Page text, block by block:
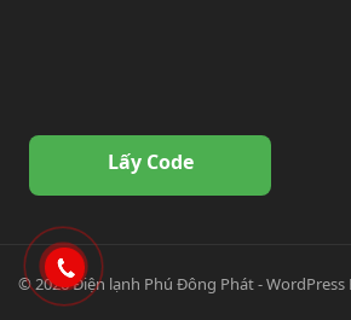
Lấy Code
© 2026Điện lạnh Phú Đông Phát-WordPress